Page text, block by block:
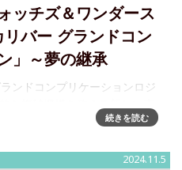
ッチズ＆ワンダース
バー グランドコン
」～夢の継承
ンドコンプリケーションロジ
費やした、献身的な時計職人
スピ
続きを読む
2024.11.5